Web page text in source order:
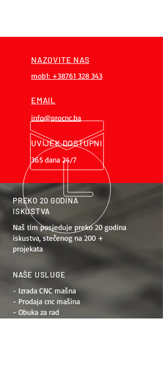
NAZOVITE NAS
mob1: +38761 328 343
EMAIL
info@procnc.ba
UVIJEK DOSTUPNI
365 dana 24/7
PREKO 20 GODINA
ISKUSTVA
Naš tim posjeduje preko 20 godina
iskustva, stečenog na 200 +
projekata
NAŠE USLUGE
- Izrada CNC mašna
- Prodaja cnc mašina
- Obuka za rad